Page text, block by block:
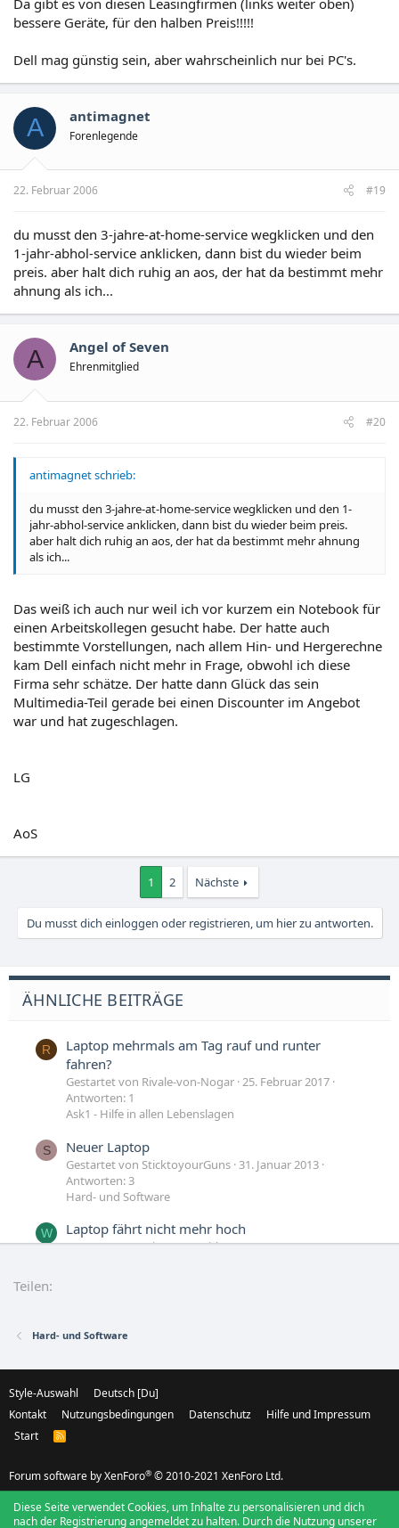
bessere Geräte, für den halben Preis!!!!!
Dell mag günstig sein, aber wahrscheinlich nur bei PC's.
A antimagnet
Forenlegende
22. Februar 2006 #19
du musst den 3-jahre-at-home-service wegklicken und den
1-jahr-abhol-service anklicken, dann bist du wieder beim
preis. aber halt dich ruhig an aos, der hat da bestimmt mehr
ahnung als ich...
A Angel of Seven
Ehrenmitglied
22. Februar 2006 #20
antimagnet schrieb:
du musst den 3-jahre-at-home-service wegklicken und den 1-
jahr-abhol-service anklicken, dann bist du wieder beim preis.
aber halt dich ruhig an aos, der hat da bestimmt mehr ahnung
als ich...
Das weiß ich auch nur weil ich vor kurzem ein Notebook für
einen Arbeitskollegen gesucht habe. Der hatte auch
bestimmte Vorstellungen, nach allem Hin- und Hergerechne
kam Dell einfach nicht mehr in Frage, obwohl ich diese
Firma sehr schätze. Der hatte dann Glück das sein
Multimedia-Teil gerade bei einen Discounter im Angebot
war und hat zugeschlagen.
LG
AoS
1 2 Nächste
Du musst dich einloggen oder registrieren, um hier zu antworten.
ÄHNLICHE BEITRÄGE
R
Laptop mehrmals am Tag rauf und runter
fahren?
Gestartet von Rivale-von-Nogar 25. Februar 2017
Antworten: 1
Ask1 - Hilfe in allen Lebenslagen
S Neuer Laptop
Gestartet von SticktoyourGuns 31. Januar 2013
Antworten: 3
Hard- und Software
W Laptop fährt nicht mehr hoch
Gestartet von Winston_Smith 6. Januar 2010
Gestartet von dkR
Hard- und Software
Teilen:
Hard- und Software
Style-Auswahl
Deutsch [Du]
Kontakt
Nutzungsbedingungen Datenschutz
Hilfe und Impressum
Start
R
S
Forum software by XenForo® © 2010-2021 XenForo Ltd.
Diese Seite verwendet Cookies, um Inhalte zu personalisieren und dich
nach der Registrierung angemeldet zu halten. Durch die Nutzung unserer